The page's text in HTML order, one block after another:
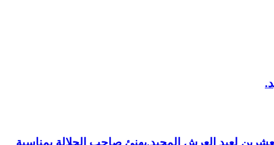
لعيد العرش المجيد.يهنئ صاحب الجلالة بمناسبة